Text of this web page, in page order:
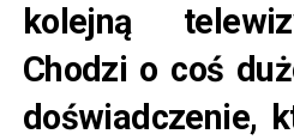
kolejną
Chodzi o coś
doświadczenie,